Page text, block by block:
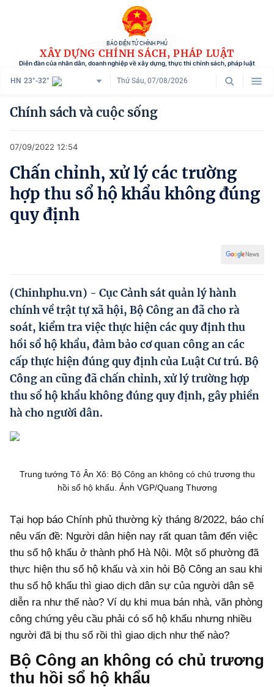
BÁO ĐIỆN TỬ CHÍNH PHỦ
XÂY DỰNG CHÍNH SÁCH, PHÁP LUẬT
Diễn đàn của nhân dân, doanh nghiệp về xây dựng, thực thi chính sách, pháp luật
HN 23°-32° Thứ Sáu, 07/08/2026
Danh mục
Tham vấn chính sách
Người dân góp ý
Phát triển kinh tế tư nhân và doanh nghiệp dân tộc
Ocop và chuỗi giá trị Nông sản
Kinh tế tư nhân
Doanh nghiệp dân tộc
Khác
Video
Chính sách và cuộc sống
07/09/2022 12:54
Chấn chỉnh, xử lý các trường
hợp thu sổ hộ khẩu không đúng
quy định
(Chinhphu.vn) - Cục Cảnh sát quản lý hành
chính về trật tự xã hội, Bộ Công an đã cho rà
soát, kiểm tra việc thực hiện các quy định thu
hồi sổ hộ khẩu, đảm bảo cơ quan công an các
cấp thực hiện đúng quy định của Luật Cư trú. Bộ
Công an cũng đã chấn chỉnh, xử lý trường hợp
thu sổ hộ khẩu không đúng quy định, gây phiền
hà cho người dân.
Trung tướng Tô Ân Xô: Bộ Công an không có chủ trương thu
hồi sổ hộ khẩu. Ảnh VGP/Quang Thương
Tại họp báo Chính phủ thường kỳ tháng 8/2022, báo chí
nêu vấn đề: Người dân hiện nay rất quan tâm đến việc
thu sổ hộ khẩu ở thành phố Hà Nội. Một số phường đã
thực hiện thu sổ hộ khẩu và xin hỏi Bộ Công an sau khi
thu sổ hộ khẩu thì giao dịch dân sự của người dân sẽ
diễn ra như thế nào? Ví dụ khi mua bán nhà, văn phòng
công chứng yêu cầu phải có sổ hộ khẩu nhưng nhiều
người đã bị thu sổ rồi thì giao dịch như thế nào?
Bộ Công an không có chủ trương
thu hồi sổ hộ khẩu